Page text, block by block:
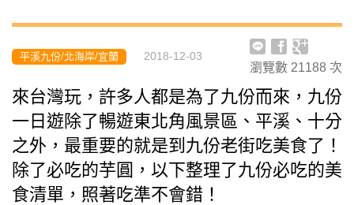
平溪九份/北海岸/宜蘭 2018-12-03
瀏覽數 21188 次
來台灣玩，許多人都是為了九份而來，九份
一日遊除了暢遊東北角風景區、平溪、十分
之外，最重要的就是到九份老街吃美食了！
除了必吃的芋圓，以下整理了九份必吃的美
食清單，照著吃準不會錯！